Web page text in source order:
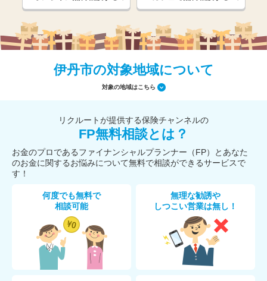
伊丹市の対象地域について
対象の地域はこちら
リクルートが提供する保険チャンネルの
FP無料相談とは？
お金のプロであるファイナンシャルプランナー（FP）とあなた
のお金に関するお悩みについて無料で相談ができるサービスで
す！
何度でも無料で
相談可能
無理な勧誘や
しつこい営業は無し！